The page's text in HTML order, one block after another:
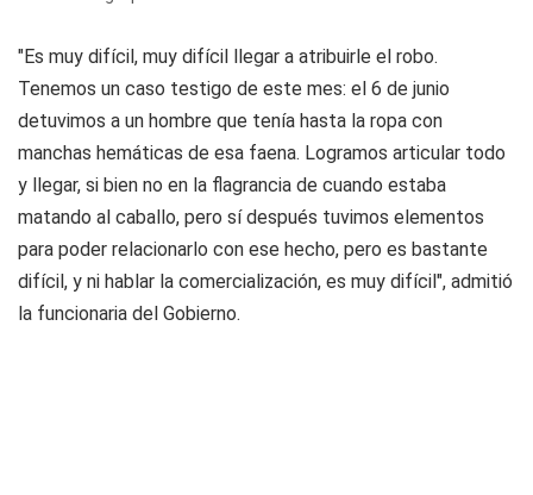
"Es muy difícil, muy difícil llegar a atribuirle el robo.
Tenemos un caso testigo de este mes: el 6 de junio
detuvimos a un hombre que tenía hasta la ropa con
manchas hemáticas de esa faena. Logramos articular todo
y llegar, si bien no en la flagrancia de cuando estaba
matando al caballo, pero sí después tuvimos elementos
para poder relacionarlo con ese hecho, pero es bastante
difícil, y ni hablar la comercialización, es muy difícil", admitió
la funcionaria del Gobierno.